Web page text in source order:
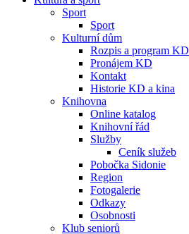
Sport
Sport
Kulturní dům
Rozpis a program KD
Pronájem KD
Kontakt
Historie KD a kina
Knihovna
Online katalog
Knihovní řád
Služby
Ceník služeb
Pobočka Sidonie
Region
Fotogalerie
Odkazy
Osobnosti
Klub seniorů